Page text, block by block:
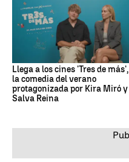
Llega a los cines 'Tres de más',
la comedia del verano
protagonizada por Kira Miró y
Salva Reina